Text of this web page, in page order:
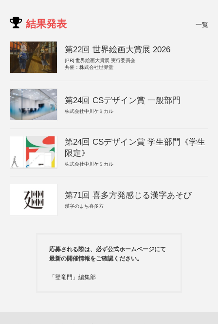
結果発表 一覧
第22回 世界絵画大賞展 2026
[PR] 世界絵画大賞展 実行委員会
共催：株式会社世界堂
第24回 CSデザイン賞 一般部門
株式会社中川ケミカル
第24回 CSデザイン賞 学生部門《学生
限定》
株式会社中川ケミカル
第71回 喜多方発感じる漢字あそび
漢字のまち喜多方
応募される際は、必ず公式ホームページにて
最新の開催情報をご確認ください。
「登竜門」編集部